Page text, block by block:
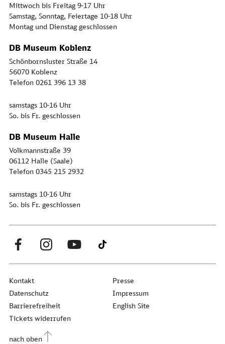
Mittwoch bis Freitag 9-17 Uhr
Samstag, Sonntag, Feiertage 10-18 Uhr
Montag und Dienstag geschlossen
DB Museum Koblenz
Schönbornsluster Straße 14
56070 Koblenz
Telefon 0261 396 13 38
samstags 10-16 Uhr
So. bis Fr. geschlossen
DB Museum Halle
Volkmannstraße 39
06112 Halle (Saale)
Telefon 0345 215 2932
samstags 10-16 Uhr
So. bis Fr. geschlossen
Kontakt
Presse
Datenschutz
Impressum
Barrierefreiheit
English Site
Tickets widerrufen
nach oben